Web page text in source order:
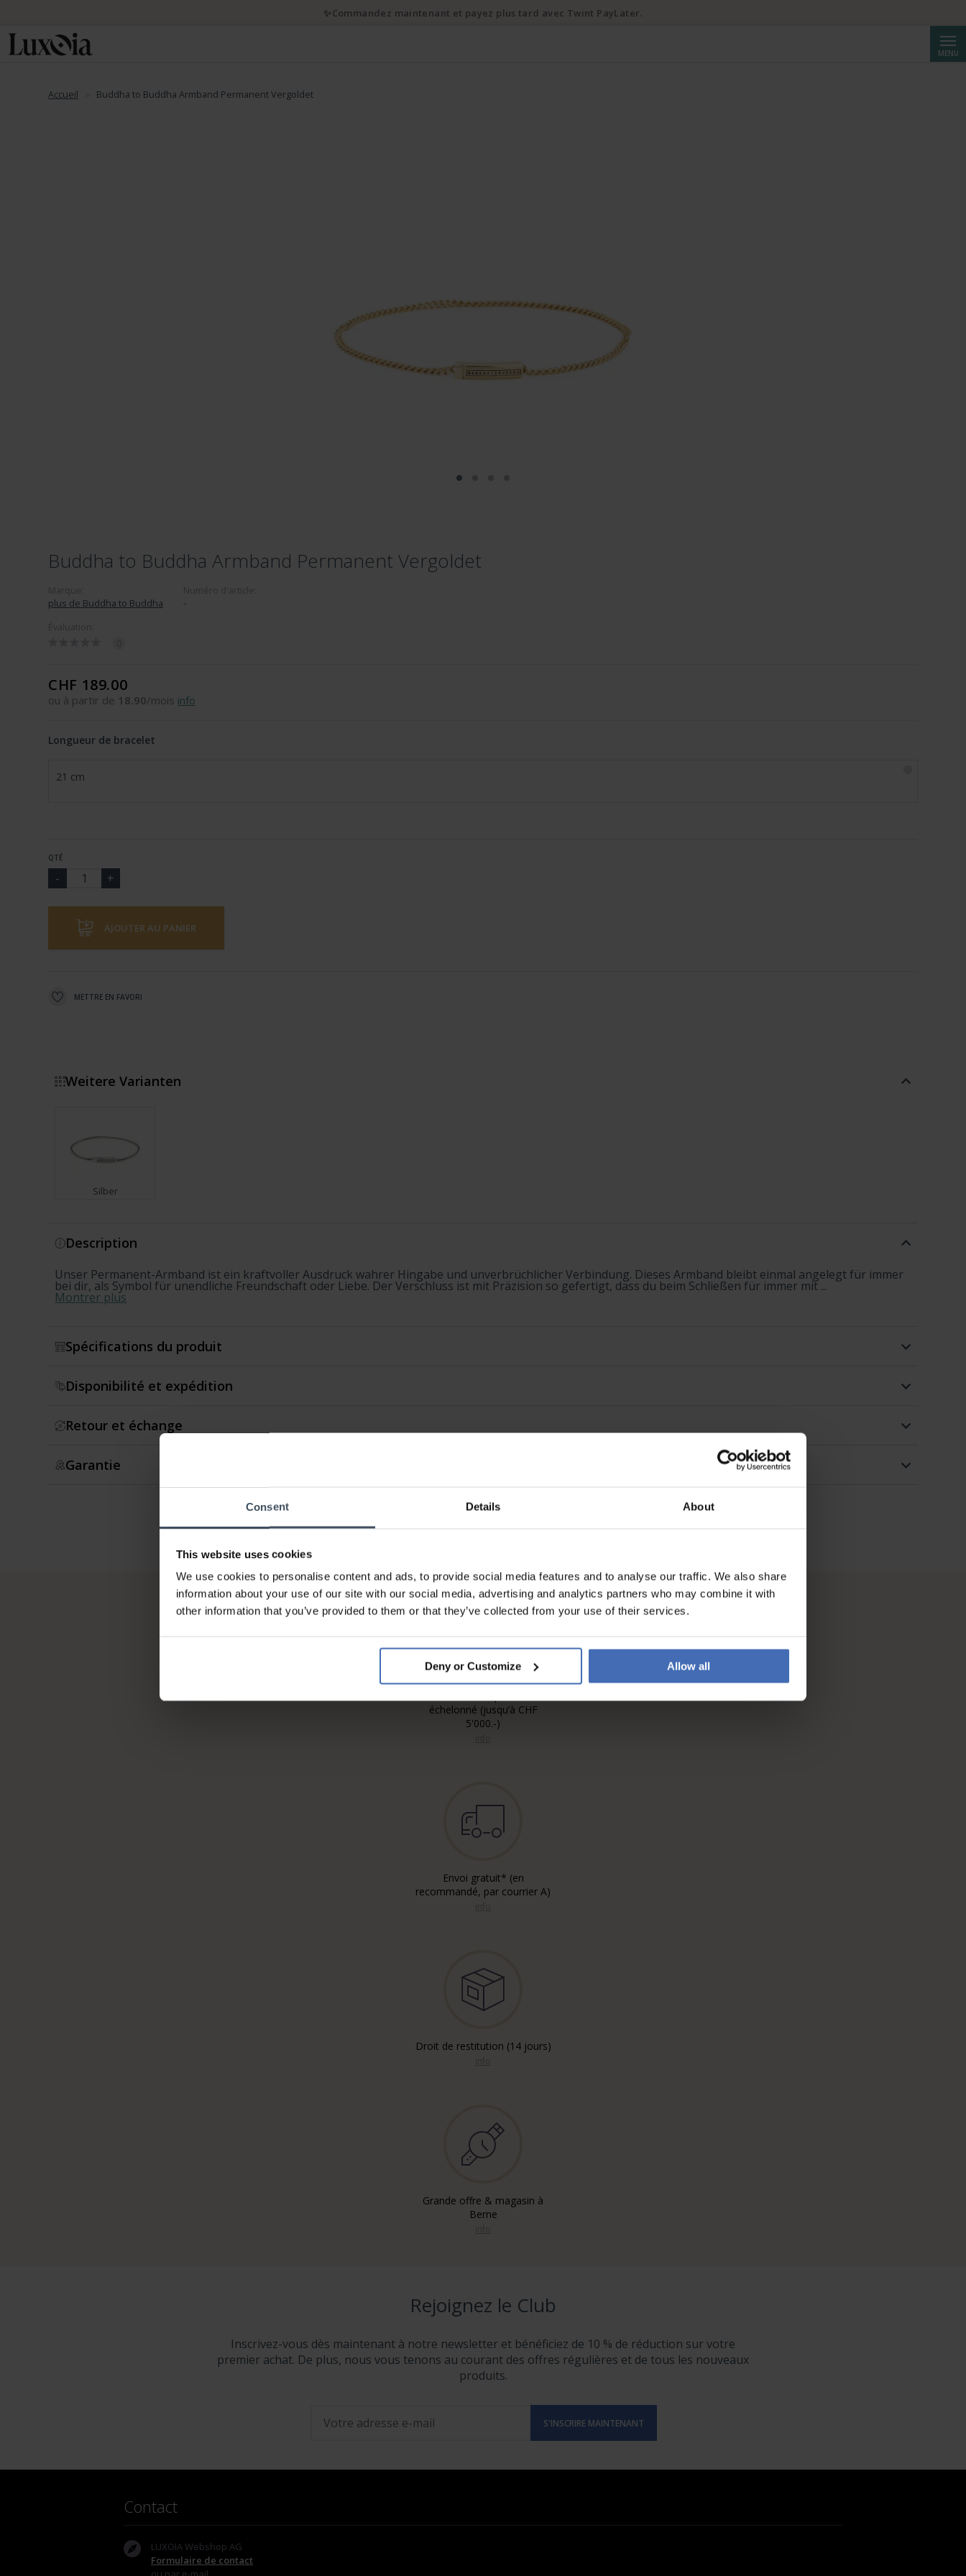
Consent Details About
This website uses cookies
We use cookies to personalise content and ads, to provide social media features and to analyse our traffic. We also share
information about your use of our site with our social media, advertising and analytics partners who may combine it with
other information that you’ve provided to them or that they’ve collected from your use of their services.
Deny or Customize Allow all
MENU
Accueil Buddha to Buddha Armband Permanent Vergoldet
Buddha to Buddha Armband Permanent Vergoldet
plus de Buddha to Buddha
-
CHF 189.00
ou à partir de 18.90/mois info
Longueur de bracelet
21 cm
QTÉ
AJOUTER AU PANIER
METTRE EN FAVORI
Weitere Varianten
Silber
Description
Unser Permanent-Armband ist ein kraftvoller Ausdruck wahrer Hingabe und unverbrüchlicher Verbindung. Dieses Armband bleibt einmal angelegt für immer
bei dir, als Symbol für unendliche Freundschaft oder Liebe. Der Verschluss ist mit Präzision so gefertigt, dass du beim Schließen für immer mit ...
Montrer plus
Spécifications du produit
Disponibilité et expédition
Retour et échange
Garantie
échelonné (jusqu’à CHF
5'000.-)
Envoi gratuit* (en
recommandé, par courrier A)
Droit de restitution (14 jours)
Grande offre & magasin à
Berne
Rejoignez le Club
Inscrivez-vous dès maintenant à notre newsletter et bénéficiez de 10 % de réduction sur votre
premier achat. De plus, nous vous tenons au courant des offres régulières et de tous les nouveaux
produits.
Contact
LUXOIA Webshop AG
Formulaire de contact
✨Commandez maintenant et payez plus tard avec Twint PayLater.